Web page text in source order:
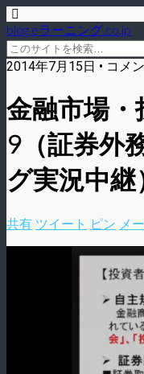
blog.eラーニング.co.jp
2014年7月15日 • コメ
金融市場
9（証券外
グ実況中継
共有 ツイート ピン メ